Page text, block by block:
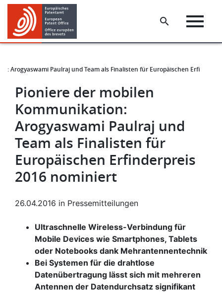
Skip
main
content
Skip
footer
Arogyaswami Paulraj und Team als Finalisten für Europäischen
Pioniere der mobilen
Kommunikation:
Arogyaswami Paulraj und
Team als Finalisten für
Europäischen Erfinderpreis
2016 nominiert
26.04.2016 in Pressemitteilungen
Ultraschnelle Wireless-Verbindung für
Mobile Devices wie Smartphones, Tablets
oder Notebooks dank Mehrantennentechnik
Bei Systemen für die drahtlose
Datenübertragung lässt sich mit mehreren
Antennen der Datendurchsatz signifikant